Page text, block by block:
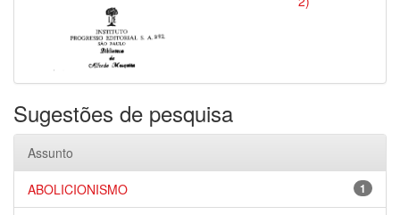
Sugestões de pesquisa
Assunto
1
ABOLICIONISMO